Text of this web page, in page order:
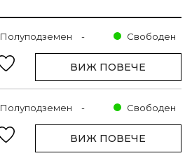
Полуподземен - Свободен
ВИЖ ПОВЕЧЕ
Полуподземен - Свободен
ВИЖ ПОВЕЧЕ